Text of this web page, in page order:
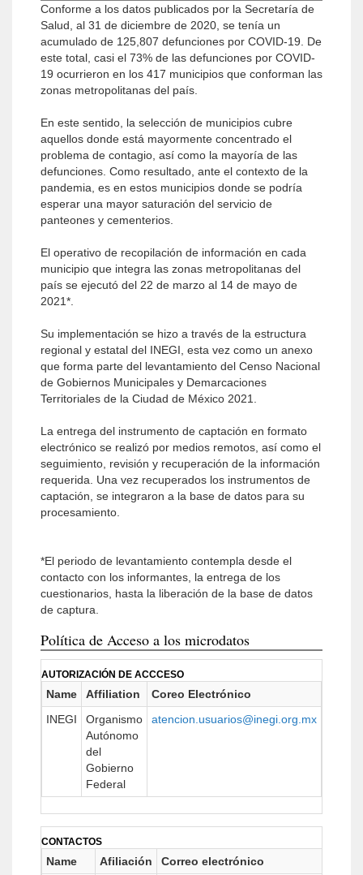
Conforme a los datos publicados por la Secretaría de
Salud, al 31 de diciembre de 2020, se tenía un
acumulado de 125,807 defunciones por COVID-19. De
este total, casi el 73% de las defunciones por COVID-
19 ocurrieron en los 417 municipios que conforman las
zonas metropolitanas del país.
En este sentido, la selección de municipios cubre
aquellos donde está mayormente concentrado el
problema de contagio, así como la mayoría de las
defunciones. Como resultado, ante el contexto de la
pandemia, es en estos municipios donde se podría
esperar una mayor saturación del servicio de
panteones y cementerios.
El operativo de recopilación de información en cada
municipio que integra las zonas metropolitanas del
país se ejecutó del 22 de marzo al 14 de mayo de
2021*.
Su implementación se hizo a través de la estructura
regional y estatal del INEGI, esta vez como un anexo
que forma parte del levantamiento del Censo Nacional
de Gobiernos Municipales y Demarcaciones
Territoriales de la Ciudad de México 2021.
La entrega del instrumento de captación en formato
electrónico se realizó por medios remotos, así como el
seguimiento, revisión y recuperación de la información
requerida. Una vez recuperados los instrumentos de
captación, se integraron a la base de datos para su
procesamiento.
*El periodo de levantamiento contempla desde el
contacto con los informantes, la entrega de los
cuestionarios, hasta la liberación de la base de datos
de captura.
Política de Acceso a los microdatos
AUTORIZACIÓN DE ACCCESO
Name Affiliation Coreo Electrónico
INEGI
Organismo
Autónomo
del
Gobierno
Federal
atencion.usuarios@inegi.org.mx
CONTACTOS
Name Afiliación Correo electrónico